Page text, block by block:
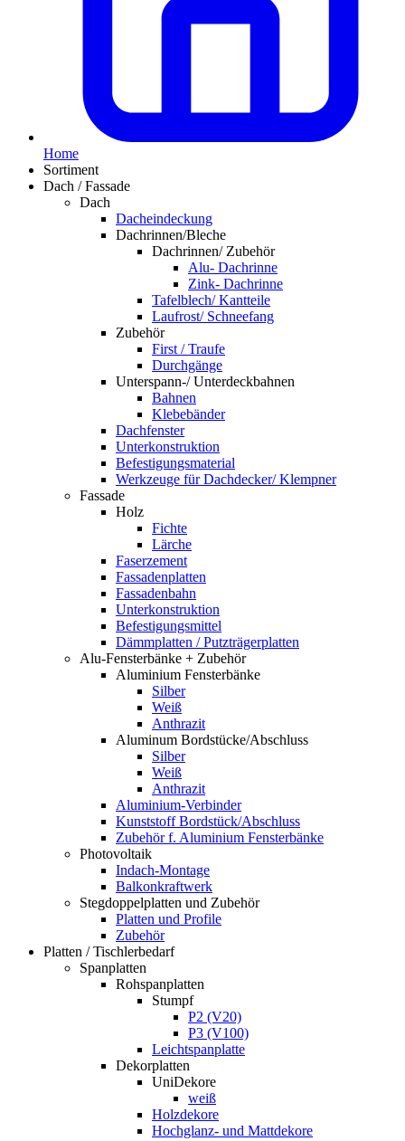
Home
Sortiment
Dach / Fassade
Dach
Dacheindeckung
Dachrinnen/Bleche
Dachrinnen/ Zubehör
Alu- Dachrinne
Zink- Dachrinne
Tafelblech/ Kantteile
Laufrost/ Schneefang
Zubehör
First / Traufe
Durchgänge
Unterspann-/ Unterdeckbahnen
Bahnen
Klebebänder
Dachfenster
Unterkonstruktion
Befestigungsmaterial
Werkzeuge für Dachdecker/ Klempner
Fassade
Holz
Fichte
Lärche
Faserzement
Fassadenplatten
Fassadenbahn
Unterkonstruktion
Befestigungsmittel
Dämmplatten / Putzträgerplatten
Alu-Fensterbänke + Zubehör
Aluminium Fensterbänke
Silber
Weiß
Anthrazit
Aluminum Bordstücke/Abschluss
Silber
Weiß
Anthrazit
Aluminium-Verbinder
Kunststoff Bordstück/Abschluss
Zubehör f. Aluminium Fensterbänke
Photovoltaik
Indach-Montage
Balkonkraftwerk
Stegdoppelplatten und Zubehör
Platten und Profile
Zubehör
Platten / Tischlerbedarf
Spanplatten
Rohspanplatten
Stumpf
P2 (V20)
P3 (V100)
Leichtspanplatte
Dekorplatten
UniDekore
weiß
Holzdekore
Hochglanz- und Mattdekore